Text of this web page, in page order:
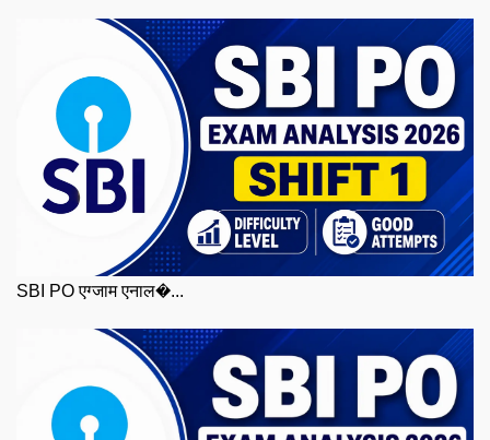
SBI PO एग्जाम एनाल�...